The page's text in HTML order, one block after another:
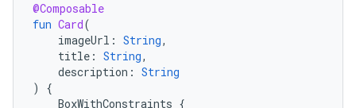
@Composable
fun Card(
imageUrl : String,
title : String,
description : String
)
{
BoxWithConstraints {